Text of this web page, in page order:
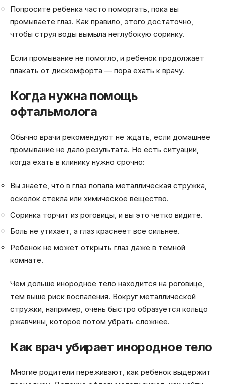
Попросите ребенка часто поморгать, пока вы
промываете глаз. Как правило, этого достаточно,
чтобы струя воды вымыла неглубокую соринку.
Если промывание не помогло, и ребенок продолжает
плакать от дискомфорта — пора ехать к врачу.
Когда нужна помощь
офтальмолога
Обычно врачи рекомендуют не ждать, если домашнее
промывание не дало результата. Но есть ситуации,
когда ехать в клинику нужно срочно:
Вы знаете, что в глаз попала металлическая стружка,
осколок стекла или химическое вещество.
Соринка торчит из роговицы, и вы это четко видите.
Боль не утихает, а глаз краснеет все сильнее.
Ребенок не может открыть глаз даже в темной
комнате.
Чем дольше инородное тело находится на роговице,
тем выше риск воспаления. Вокруг металлической
стружки, например, очень быстро образуется кольцо
ржавчины, которое потом убрать сложнее.
Как врач убирает инородное тело
Многие родители переживают, как ребенок выдержит